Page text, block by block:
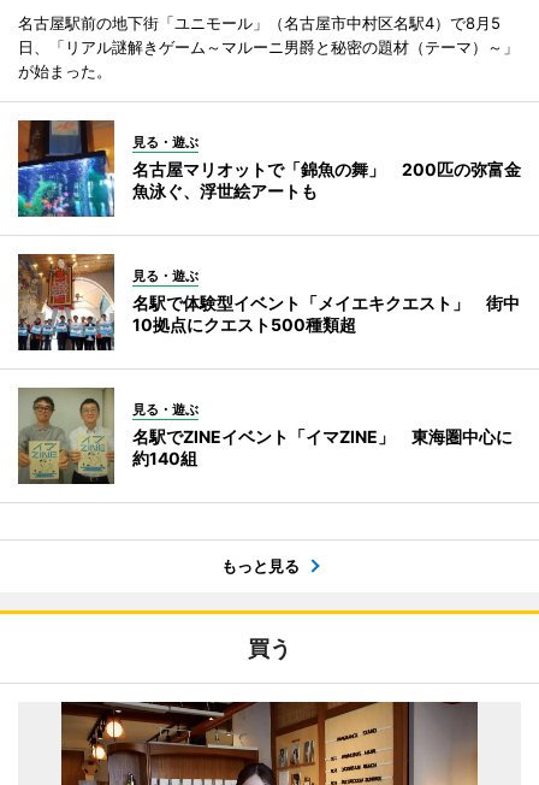
名古屋駅前の地下街「ユニモール」（名古屋市中村区名駅4）で8月5
日、「リアル謎解きゲーム～マルーニ男爵と秘密の題材（テーマ）～」
が始まった。
見る・遊ぶ
名古屋マリオットで「錦魚の舞」 200匹の弥富金
魚泳ぐ、浮世絵アートも
見る・遊ぶ
名駅で体験型イベント「メイエキクエスト」 街中
10拠点にクエスト500種類超
見る・遊ぶ
名駅でZINEイベント「イマZINE」 東海圏中心に
約140組
もっと見る
買う